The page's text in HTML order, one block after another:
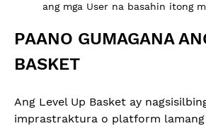
ang mga User na basahin itong
PAANO GUMAGANA
BASKET
Ang Level Up Basket ay
imprastraktura o platform lamang